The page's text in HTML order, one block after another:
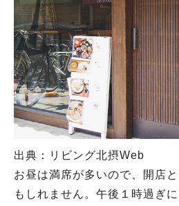
出典：リビング北摂Web
お昼は満席が多いので、開店
もしれません。午後１時過ぎ